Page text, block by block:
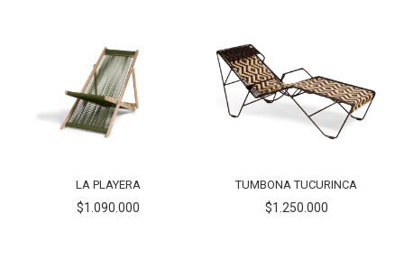
LA PLAYERA
$1.090.000
TUMBONA TUCURINCA
$1.250.000